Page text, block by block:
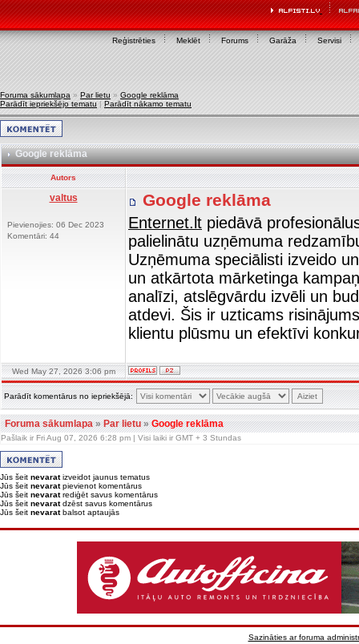
Reģistrēties Meklēt Forums Garāža Servisi
Foruma sākumlapa » Par lietu » Google reklāma
Parādīt iepriekšējo tematu | Parādīt nākamo tematu
Google reklāma
Autors
valtus
Pievienojies: 06 Dec 2023
Komentāri: 44
Google reklāma
Enternet.lt piedāvā
palielinātu uzņēmuma
Uzņēmuma speciālisti izveido
un atkārtota mārketinga
analīzi, atslēgvārdu izvēli un
atdevi. Šis ir uzticams
klientu plūsmu un efektīvi
Wed May 27, 2026 3:06 pm
Parādīt komentārus no iepriekšējā:
Foruma sākumlapa»Par lietu»Google reklāma
Pašlaik ir Fri Aug 07, 2026 6:28 pm | Visi laiki ir GMT + 3 Stundas
Jūs šeit nevaratizveidot jaunus tematus
Jūs šeit nevaratpievienot komentārus
Jūs šeit nevaratrediģēt savus komentārus
Jūs šeit nevaratdzēst savus komentārus
Jūs šeit nevaratbalsot aptaujās
Sazināties ar foruma